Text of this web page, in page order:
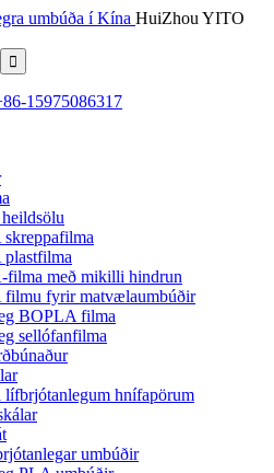
HuiZhou YITO
15975086317
filma með mikilli hindrun
filmu fyrir matvælaumbúðir
BOPLA filma
sellófanfilma
lífbrjótanlegum hnífapörum
umbúðir